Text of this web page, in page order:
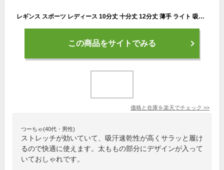
レギンス スポーツ レディース 10分丈 十分丈 12分丈 薄手 ライト 吸汗速乾 UVカット 大きいサイズ スパッツ フィットネスウェア スポーツウェア トレーニングウェア ジム ウォーキング ランニング ロング 高身長 トール ch *2-2t *y3-3t
この商品をサイトでみる
価格と在庫を楽天でチェック >>
つーちゃ(40代・男性)
ストレッチが効いていて、吸汗速乾性が高くサラッと履け
るので快適に使えます。太ももの部分にデザインが入って
いておしゃれです。